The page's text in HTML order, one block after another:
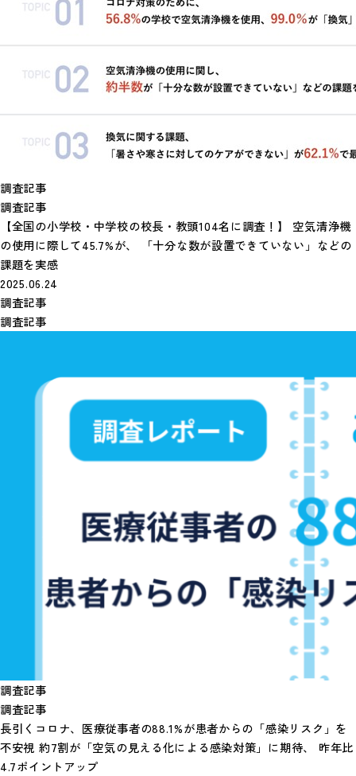
調査記事
調査記事
【全国の小学校・中学校の校長・教頭104名に調査！】 空気清浄機
の使用に際して45.7%が、 「十分な数が設置できていない」などの
課題を実感
2025.06.24
調査記事
調査記事
調査記事
調査記事
長引くコロナ、医療従事者の88.1%が患者からの「感染リスク」を
不安視 約7割が「空気の見える化による感染対策」に期待、 昨年比
4.7ポイントアップ